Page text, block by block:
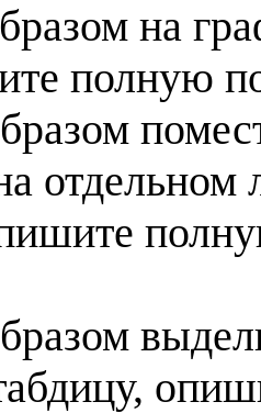
на
полную
отдельном
,